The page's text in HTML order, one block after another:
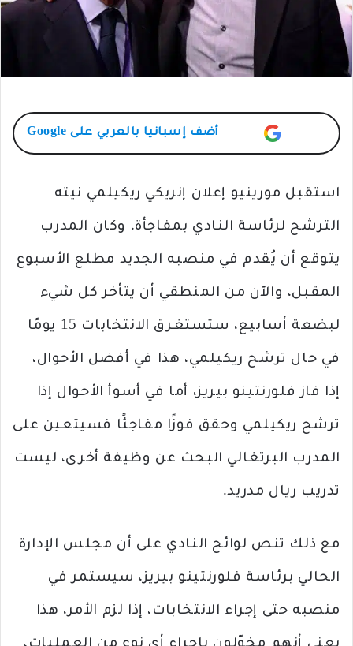
أضف إسبانيا بالعربي على Google
استقبل مورينيو إعلان إنريكي ريكيلمي نيته
الترشح لرئاسة النادي بمفاجأة، وكان المدرب
يتوقع أن يُقدم في منصبه الجديد مطلع الأسبوع
المقبل، والآن من المنطقي أن يتأخر كل شيء
لبضعة أسابيع، ستستغرق الانتخابات 15 يومًا
في حال ترشح ريكيلمي، هذا في أفضل الأحوال،
إذا فاز فلورنتينو بيريز، أما في أسوأ الأحوال إذا
ترشح ريكيلمي وحقق فوزًا مفاجئًا فسيتعين على
المدرب البرتغالي البحث عن وظيفة أخرى، ليست
تدريب ريال مدريد.
مع ذلك تنص لوائح النادي على أن مجلس الإدارة
الحالي برئاسة فلورنتينو بيريز، سيستمر في
منصبه حتى إجراء الانتخابات، إذا لزم الأمر، هذا